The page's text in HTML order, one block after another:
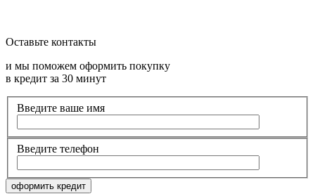
Оставьте контакты
и мы поможем оформить покупку
в кредит за 30 минут
Введите ваше имя
Введите телефон